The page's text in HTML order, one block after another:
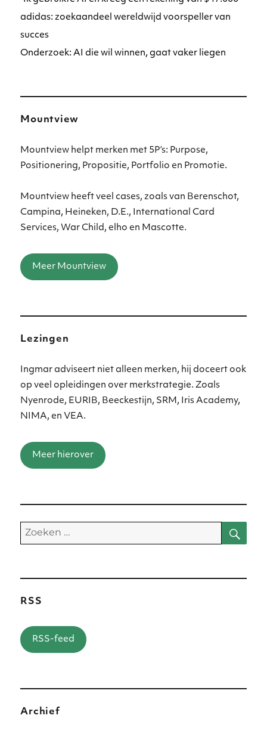
adidas: zoekaandeel wereldwijd voorspeller van
succes
Onderzoek: AI die wil winnen, gaat vaker liegen
Mountview
Mountview helpt merken met 5P’s: Purpose,
Positionering, Propositie, Portfolio en Promotie.
Mountview heeft veel cases, zoals van Berenschot,
Campina, Heineken, D.E., International Card
Services, War Child, elho en Mascotte.
Meer Mountview
Lezingen
Ingmar adviseert niet alleen merken, hij doceert ook
op veel opleidingen over merkstrategie. Zoals
Nyenrode, EURIB, Beeckestijn, SRM, Iris Academy,
NIMA, en VEA.
Meer hierover
Zoeken
naar:
RSS
RSS-feed
Archief